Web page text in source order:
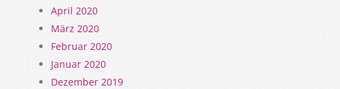
April 2020
März 2020
Februar 2020
Januar 2020
Dezember 2019